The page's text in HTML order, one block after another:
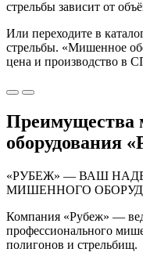
стрельбы зависит от
Или переходите в
стрельбы. «Мишенное
цена и производство в
Преимущества
оборудования
«РУБЕЖ» — ВАШ
МИШЕННОГО
Компания «Рубеж» —
профессионального
полигонов и стрельбищ.